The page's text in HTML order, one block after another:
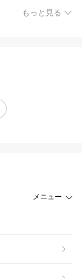
もっと見る
メニュー